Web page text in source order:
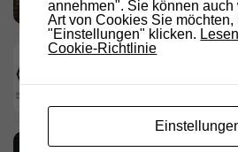
2. AUGUST 2026
Deutschland
Neues dashboard für
annehmen". Sie können
Art von Cookies Sie
"Einstellungen" klicken.
Cookie-Richtlinie